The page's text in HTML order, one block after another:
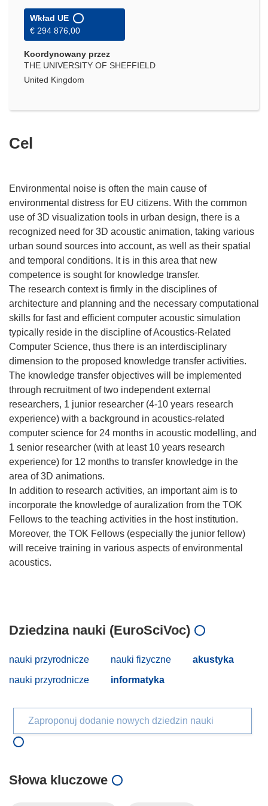
Wkład UE
€ 294 876,00
Koordynowany przez
THE UNIVERSITY OF SHEFFIELD
United Kingdom
Cel
Environmental noise is often the main cause of
environmental distress for EU citizens. With the common
use of 3D visualization tools in urban design, there is a
recognized need for 3D acoustic animation, taking various
urban sound sources into account, as well as their spatial
and temporal conditions. It is in this area that new
competence is sought for knowledge transfer.
The research context is firmly in the disciplines of
architecture and planning and the necessary computational
skills for fast and efficient computer acoustic simulation
typically reside in the discipline of Acoustics-Related
Computer Science, thus there is an interdisciplinary
dimension to the proposed knowledge transfer activities.
The knowledge transfer objectives will be implemented
through recruitment of two independent external
researchers, 1 junior researcher (4-10 years research
experience) with a background in acoustics-related
computer science for 24 months in acoustic modelling, and
1 senior researcher (with at least 10 years research
experience) for 12 months to transfer knowledge in the
area of 3D animations.
In addition to research activities, an important aim is to
incorporate the knowledge of auralization from the TOK
Fellows to the teaching activities in the host institution.
Moreover, the TOK Fellows (especially the junior fellow)
will receive training in various aspects of environmental
acoustics.
Dziedzina nauki (EuroSciVoc)
nauki przyrodnicze nauki fizyczne
akustyka
nauki przyrodnicze
informatyka
Zaproponuj dodanie nowych dziedzin nauki
Słowa kluczowe